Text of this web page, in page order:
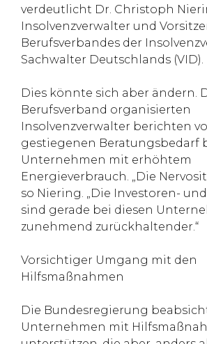
verdeutlicht Dr. Christoph
Insolvenzverwalter und
Berufsverbandes der
Sachwalter Deutschlands (VID).
Dies könnte sich aber ändern.
Berufsverband organisierten
Insolvenzverwalter berichten
gestiegenen Beratungsbedarf
Unternehmen mit erhöhtem
Energieverbrauch. „Die
so Niering. „Die Investoren-
sind gerade bei diesen
zunehmend zurückhaltender.“
Vorsichtiger Umgang mit den
Hilfsmaßnahmen
Die Bundesregierung
Unternehmen mit